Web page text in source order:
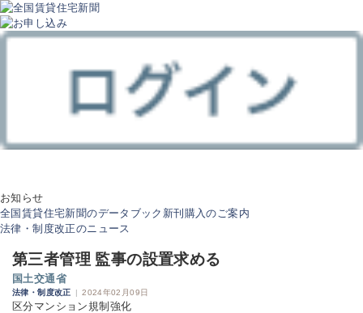
お知らせ
全国賃貸住宅新聞のデータブック新刊購入のご案内
法律・制度改正のニュース
第三者管理 監事の設置求める
国土交通省
法律・制度改正 | 2024年02月09日
区分マンション規制強化